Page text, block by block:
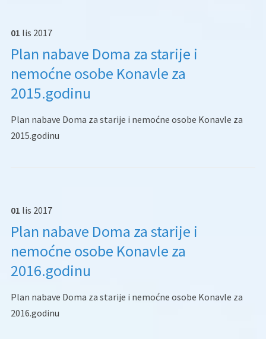
01 lis 2017
Plan nabave Doma za starije i
nemoćne osobe Konavle za
2015.godinu
Plan nabave Doma za starije i nemoćne osobe Konavle za
2015.godinu
01 lis 2017
Plan nabave Doma za starije i
nemoćne osobe Konavle za
2016.godinu
Plan nabave Doma za starije i nemoćne osobe Konavle za
2016.godinu